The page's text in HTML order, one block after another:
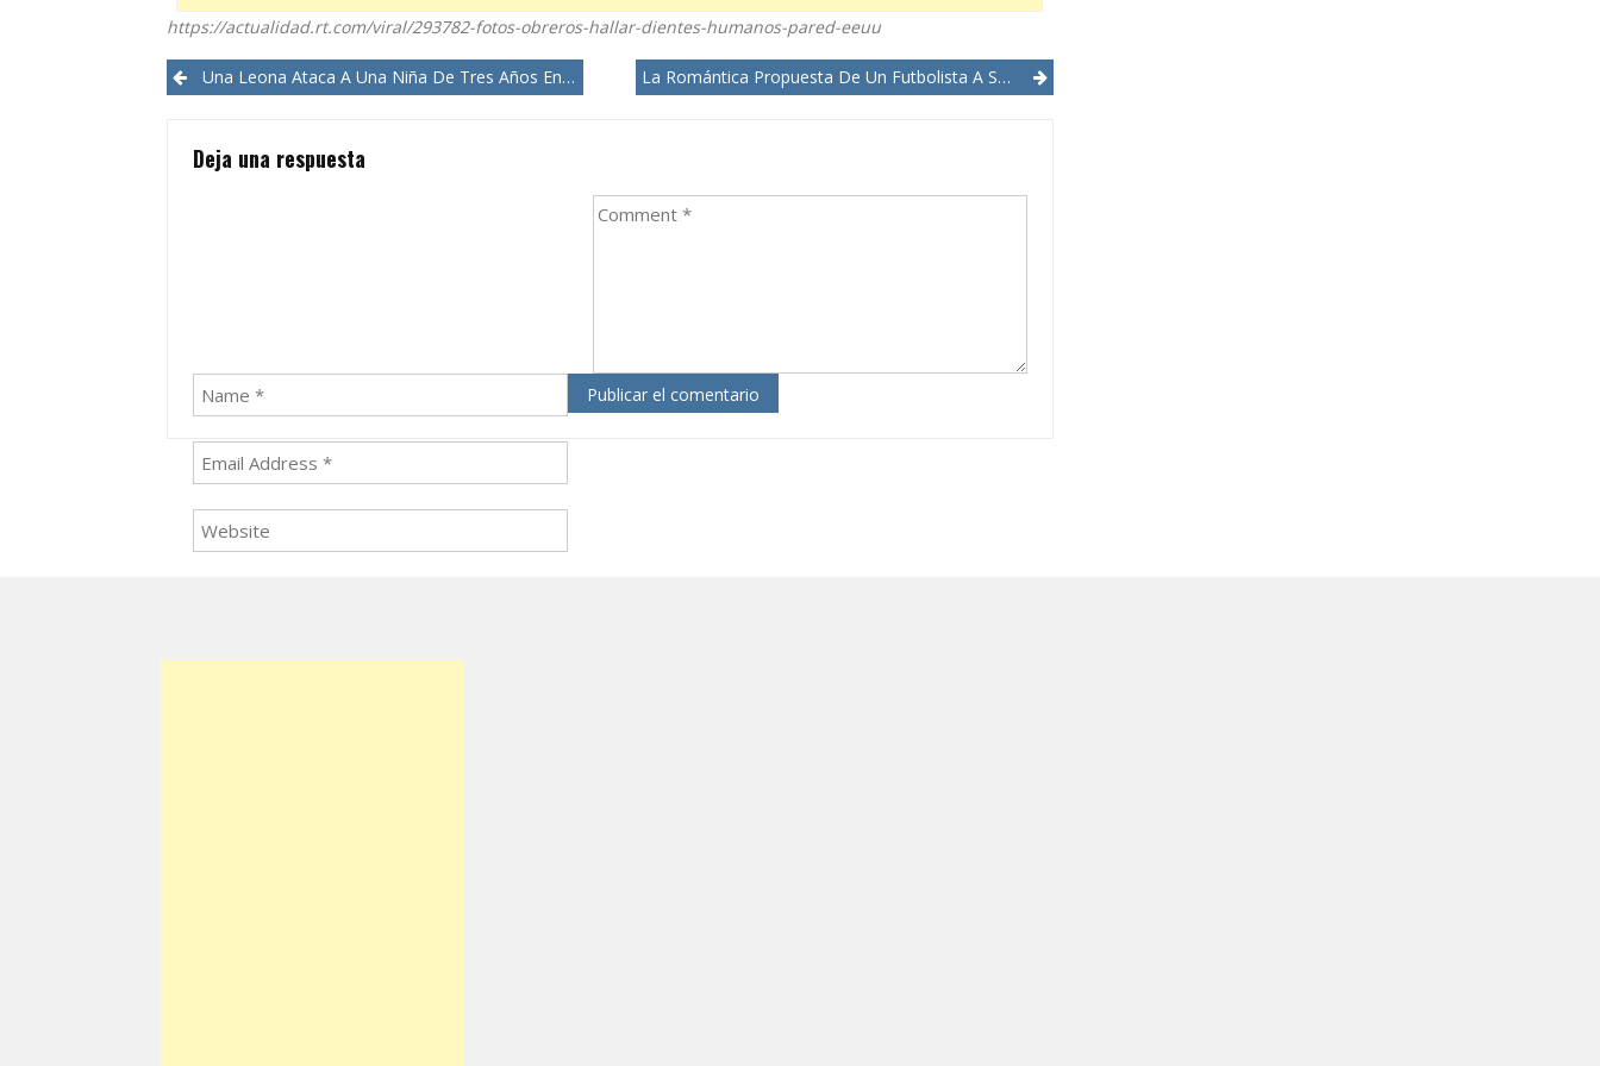
https://actualidad.rt.com/viral/293782-fotos-obreros-hallar-dientes-humanos-pared-eeuu
PostUna Leona Ataca A Una Niña De Tres Años En Un Circo La Romántica Propuesta De Un Futbolista A Su Novia, Un Gol Y Una Tarjeta Amarilla
Deja una respuesta